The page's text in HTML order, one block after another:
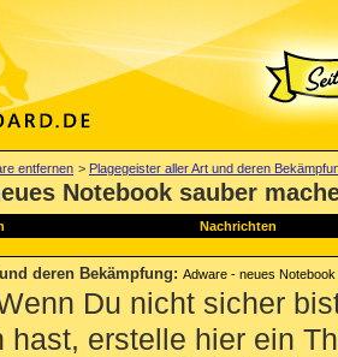
entfernen > Plagegeister aller Art und deren
Notebook sauber
Nachrichten
deren Bekämpfung: Adware - neues
Du nicht sicher
hast, erstelle hier ein